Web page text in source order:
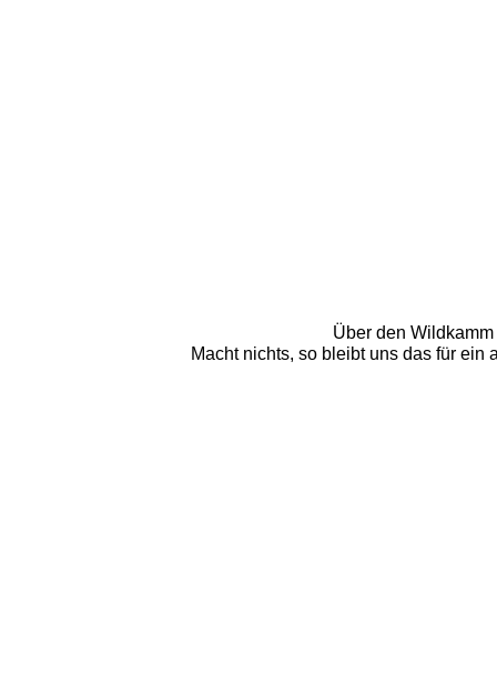
Über den
Macht nichts, so bleibt uns das für